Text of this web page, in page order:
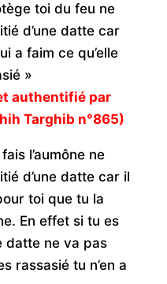
toi du feu ne
d’une datte car
a faim ce qu’elle
»
authentifié par
Targhib n°865)
l’aumône ne
d’une datte car il
toi que tu la
En effet si tu es
datte ne va pas
rassasié tu n’en a